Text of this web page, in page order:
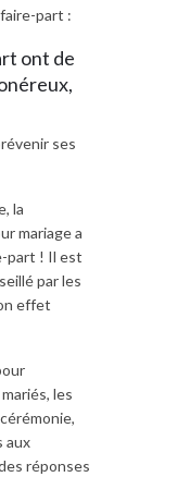
part :
ont de
ses
la
mariage a
part ! Il est
par les
effet
les
aux
réponses